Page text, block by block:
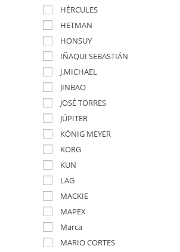
HÉRCULES
HETMAN
HONSUY
IÑAQUI SEBASTIÁN
J.MICHAEL
JINBAO
JOSÉ TORRES
JÚPITER
KÖNIG MEYER
KORG
KUN
LAG
MACKIE
MAPEX
Marca
MARIO CORTES